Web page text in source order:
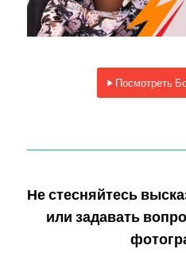
Посмотреть
Не стесняйтесь
или задавать